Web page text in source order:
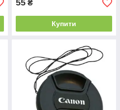
55 ₴
Купити